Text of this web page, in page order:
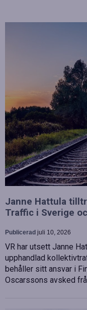
Janne Hattula
Traffic i Sverige
Publicerad juli 10, 2026
VR har utsett Janne
upphandlad
behåller sitt ansvar i
Oscarssons avsked